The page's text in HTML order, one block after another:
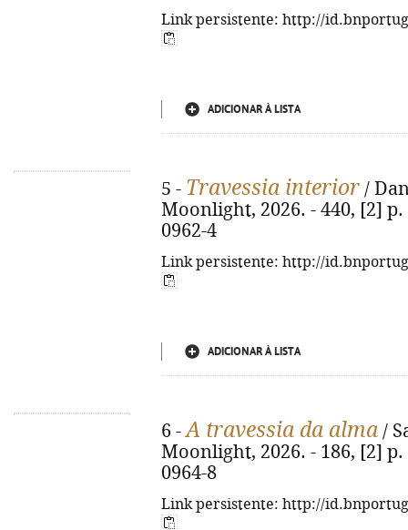
Link persistente: http://
ADICIONAR À LISTA
5 - Travessia interior /
Moonlight, 2026. - 440, [2] p.
0962-4
Link persistente: http://
ADICIONAR À LISTA
6 -A travessia da alma /
Moonlight, 2026. - 186, [2] p.
0964-8
Link persistente: http://